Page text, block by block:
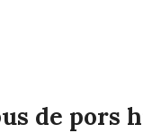
de pors